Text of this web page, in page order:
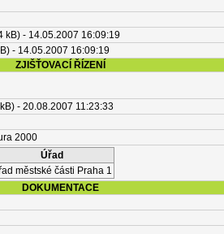
kB) - 14.05.2007 16:09:19
- 14.05.2007 16:09:19
ZJIŠŤOVACÍ ŘÍZENÍ
- 20.08.2007 11:23:33
2000
Úřad
městské části Praha 1
DOKUMENTACE